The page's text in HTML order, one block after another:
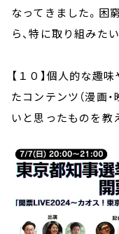
なってきました。困
ら、特に取り組みた
【１０】個人的な趣
たコンテンツ（漫画・
いと思ったものを教